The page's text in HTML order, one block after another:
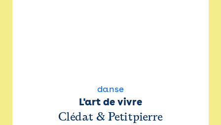
danse
L'art de vivre
Clédat & Petitpierre